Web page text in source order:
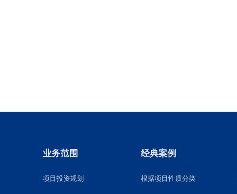
业务范围
项目投资规划
经典案例
根据项目性质分类